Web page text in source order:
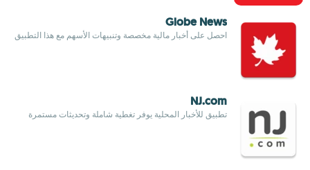
Globe News
احصل على أخبار مالية مخصصة وتنبيهات الأسهم مع هذا التطبيق
NJ.com
تطبيق للأخبار المحلية يوفر تغطية شاملة وتحديثات مستمرة